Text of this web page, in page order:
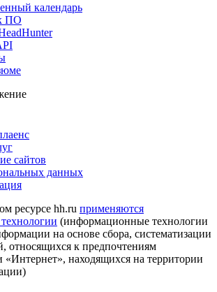
календарь
ПО
сайтов
данных
ресурсе hh.ru применяются
(информационные технологии
на основе сбора, систематизации
относящихся к предпочтениям
«Интернет», находящихся на территории